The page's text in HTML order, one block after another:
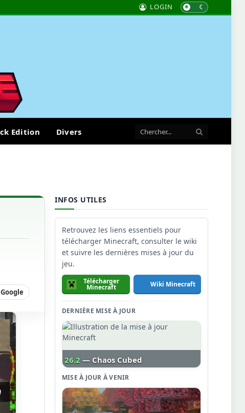
LOGIN
Edition Divers
INFOS UTILES
Retrouvez les liens essentiels pour
télécharger Minecraft, consulter le wiki
et suivre les dernières mises à jour du
jeu.
Télécharger
Minecraft Wiki Minecraft
DERNIÈRE MISE À JOUR
26.2 — Chaos Cubed
MISE À JOUR À VENIR